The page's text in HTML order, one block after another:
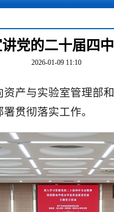
党的二十届四
2026-01-09 11:10
产与实验室管理部
贯彻落实工作。